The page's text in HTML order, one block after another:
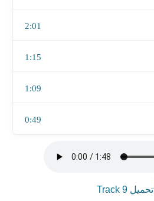
2:01
1:15
1:09
0:49
تحميل Track 9